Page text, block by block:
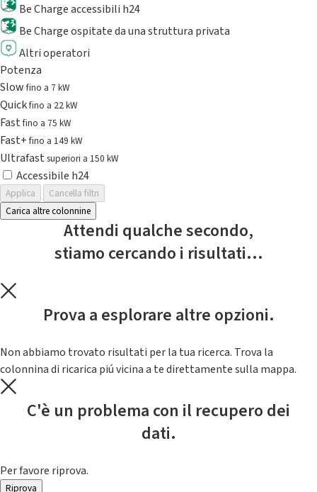
Be Charge accessibili h24
Be Charge ospitate da una struttura privata
Altri operatori
Potenza
Slowfino a 7 kW
Quickfino a 22 kW
Fastfino a 75 kW
Fast+fino a 149 kW
Ultrafast superiori a 150 kW
Accessibile h24
Applica
Cancella filtri
Carica altre colonnine
Attendi qualche secondo,
stiamo cercando i risultati...
Prova a esplorare altre opzioni.
Non abbiamo trovato risultati per la tua ricerca. Trova la
colonnina di ricarica piú vicina a te direttamente sulla mappa.
C'è un problema con il recupero dei
dati.
Per favore riprova.
Riprova